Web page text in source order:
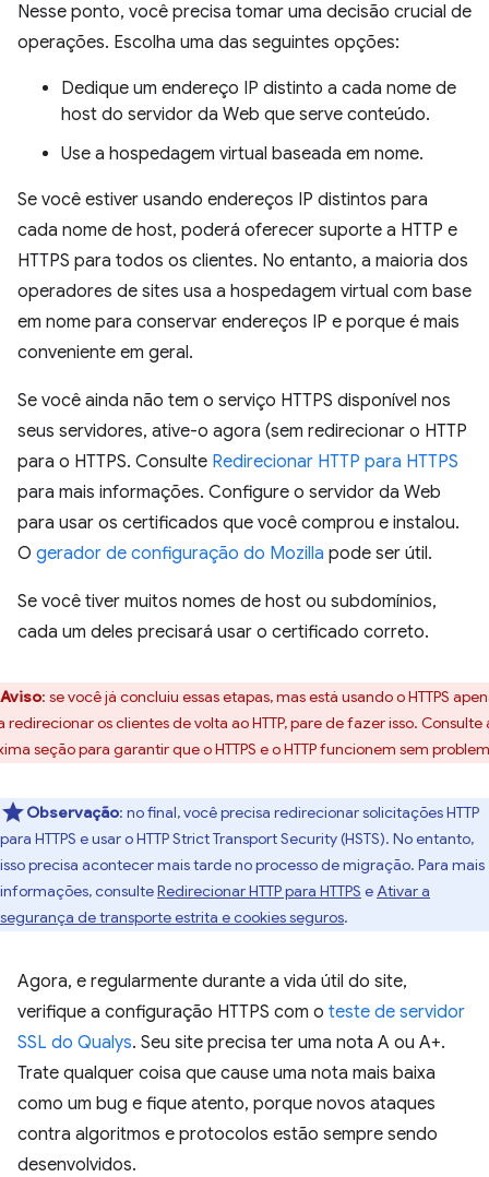
Nesse ponto, você precisa tomar uma decisão crucial de
operações. Escolha uma das seguintes opções:
Dedique um endereço IP distinto a cada nome de
host do servidor da Web que serve conteúdo.
Use a hospedagem virtual baseada em nome.
Se você estiver usando endereços IP distintos para
cada nome de host, poderá oferecer suporte a HTTP e
HTTPS para todos os clientes. No entanto, a maioria dos
operadores de sites usa a hospedagem virtual com base
em nome para conservar endereços IP e porque é mais
conveniente em geral.
Se você ainda não tem o serviço HTTPS disponível nos
seus servidores, ative-o agora (sem redirecionar o HTTP
para o HTTPS. Consulte Redirecionar HTTP para HTTPS
para mais informações. Configure o servidor da Web
para usar os certificados que você comprou e instalou.
O gerador de configuração do Mozilla pode ser útil.
Se você tiver muitos nomes de host ou subdomínios,
cada um deles precisará usar o certificado correto.
Aviso: se você já concluiu essas etapas, mas está usando o HTTPS
redirecionar os clientes de volta ao HTTP, pare de fazer isso. Consulte
seção para garantir que o HTTPS e o HTTP funcionem sem
Observação: no final, você precisa redirecionar solicitações HTTP
para HTTPS e usar o HTTP Strict Transport Security (HSTS). No entanto,
isso precisa acontecer mais tarde no processo de migração. Para mais
informações, consulteRedirecionar HTTP para HTTPS eAtivar a
segurança de transporte estrita e cookies seguros.
Agora, e regularmente durante a vida útil do site,
verifique a configuração HTTPS com o teste de servidor
SSL do Qualys. Seu site precisa ter uma nota A ou A+.
Trate qualquer coisa que cause uma nota mais baixa
como um bug e fique atento, porque novos ataques
contra algoritmos e protocolos estão sempre sendo
desenvolvidos.